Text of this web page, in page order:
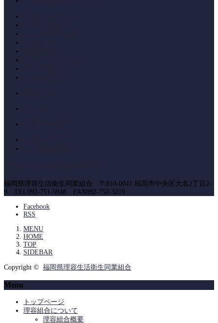
福岡県理容生活衛生同業組合 〒810-0041 福岡市中央区大名2丁目2-
9 TEL092-751-5948 FAX092-752-3219
Facebook
RSS
MENU
HOME
TOP
SIDEBAR
Copyright © 福岡県理容生活衛生同業組合
Menu
トップページ
理容組合について
理容組合概要